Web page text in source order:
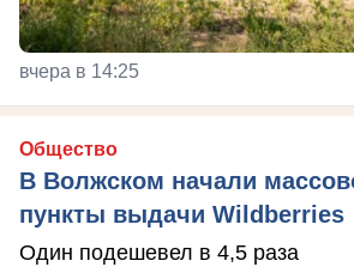
вчера в 14:25
Общество
В Волжском начали
пункты выдачи Wildberries
Один подешевел в 4,5 раза